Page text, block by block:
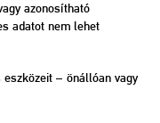
azonosítható
adatot nem lehet
– önállóan vagy